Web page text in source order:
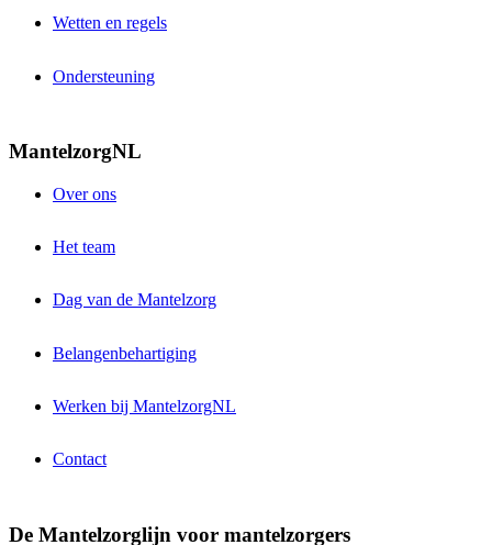
Wetten en regels
Ondersteuning
MantelzorgNL
Over ons
Het team
Dag van de Mantelzorg
Belangenbehartiging
Werken bij MantelzorgNL
Contact
De Mantelzorglijn voor mantelzorgers